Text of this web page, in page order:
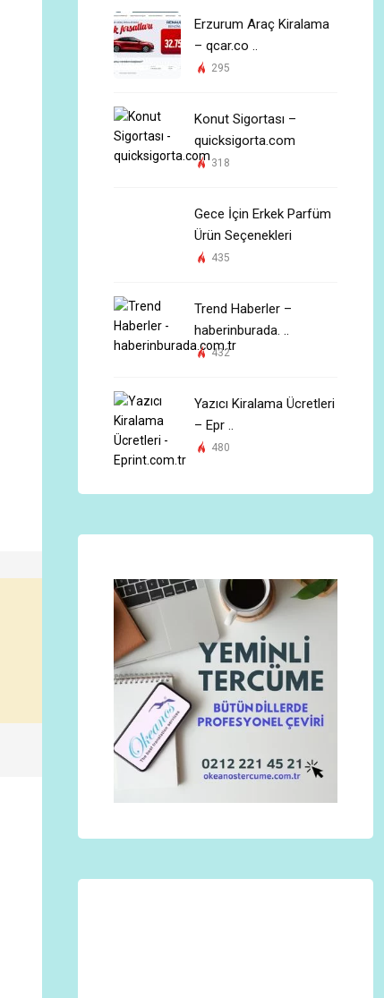
Erzurum Araç Kiralama
– qcar.co ..
295
Konut Sigortası –
quicksigorta.com
318
Gece İçin Erkek Parfüm
Ürün Seçenekleri
435
Trend Haberler –
haberinburada. ..
432
Yazıcı Kiralama Ücretleri
– Epr ..
480